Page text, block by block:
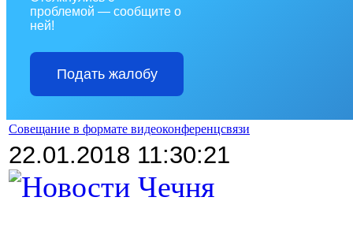
проблемой — сообщите о
ней!
Подать жалобу
Совещание в формате видеоконференцсвязи
22.01.2018 11:30:21